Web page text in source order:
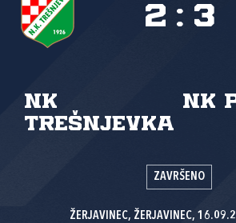
NK
Trešnjevka
NK
2 : 3
ZAVRŠENO
ŽERJAVINEC, ŽERJAVINEC,